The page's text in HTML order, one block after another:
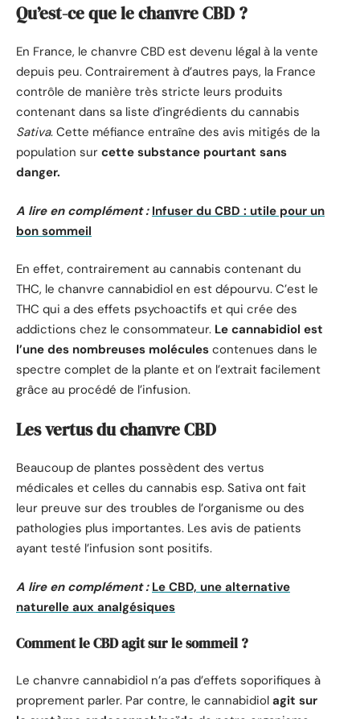
Qu’est-ce que le chanvre CBD ?
En France, le chanvre CBD est devenu légal à la vente
depuis peu. Contrairement à d’autres pays, la France
contrôle de manière très stricte leurs produits
contenant dans sa liste d’ingrédients du cannabis
Sativa. Cette méfiance entraîne des avis mitigés de la
population sur cette substance pourtant sans
danger.
A lire en complément : Infuser du CBD : utile pour un
bon sommeil
En effet, contrairement au cannabis contenant du
THC, le chanvre cannabidiol en est dépourvu. C’est le
THC qui a des effets psychoactifs et qui crée des
addictions chez le consommateur. Le cannabidiol est
l’une des nombreuses molécules contenues dans le
spectre complet de la plante et on l’extrait facilement
grâce au procédé de l’infusion.
Les vertus du chanvre CBD
Beaucoup de plantes possèdent des vertus
médicales et celles du cannabis esp. Sativa ont fait
leur preuve sur des troubles de l’organisme ou des
pathologies plus importantes. Les avis de patients
ayant testé l’infusion sont positifs.
A lire en complément : Le CBD, une alternative
naturelle aux analgésiques
Comment le CBD agit sur le sommeil ?
Le chanvre cannabidiol n’a pas d’effets soporifiques à
proprement parler. Par contre, le cannabidiol agit sur